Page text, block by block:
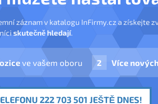
záznam v katalogu InFirmy.cz a získejte
skutečně hledají.
ve vašem oboru Více
222 703 501 JEŠTĚ DNES!